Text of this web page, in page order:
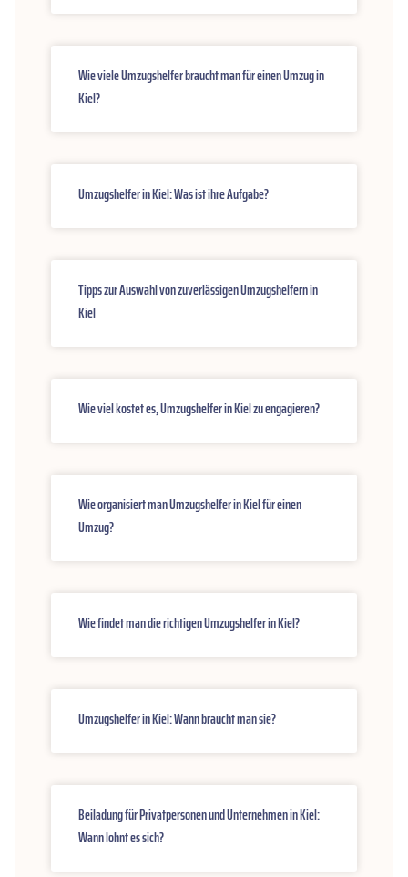
Wie viele Umzugshelfer braucht man für einen Umzug in
Kiel?
Umzugshelfer in Kiel: Was ist ihre Aufgabe?
Tipps zur Auswahl von zuverlässigen Umzugshelfern in
Kiel
Wie viel kostet es, Umzugshelfer in Kiel zu engagieren?
Wie organisiert man Umzugshelfer in Kiel für einen
Umzug?
Wie findet man die richtigen Umzugshelfer in Kiel?
Umzugshelfer in Kiel: Wann braucht man sie?
Beiladung für Privatpersonen und Unternehmen in Kiel:
Wann lohnt es sich?